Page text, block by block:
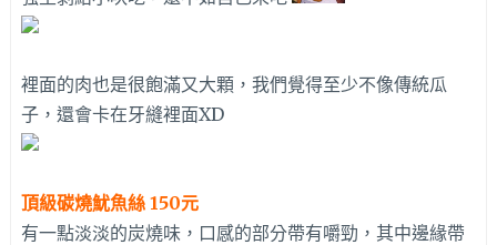
裡面的肉也是很飽滿又大顆，我們覺得至少不像傳統瓜
子，還會卡在牙縫裡面XD
頂級碳燒魷魚絲 150元
有一點淡淡的炭燒味，口感的部分帶有嚼勁，其中邊緣帶